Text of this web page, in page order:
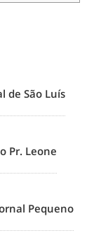
de São Luís
Pr. Leone
Pequeno